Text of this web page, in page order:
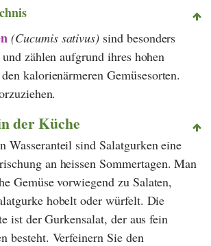
(Cucumis sativus) sind besonders
zählen aufgrund ihres hohen
kalorienärmeren Gemüsesorten.
der Küche
Wasseranteil sind Salatgurken eine
an heissen Sommertagen. Man
Gemüse vorwiegend zu Salaten,
hobelt oder würfelt. Die
ist der Gurkensalat, der aus fein
besteht. Verfeinern Sie den